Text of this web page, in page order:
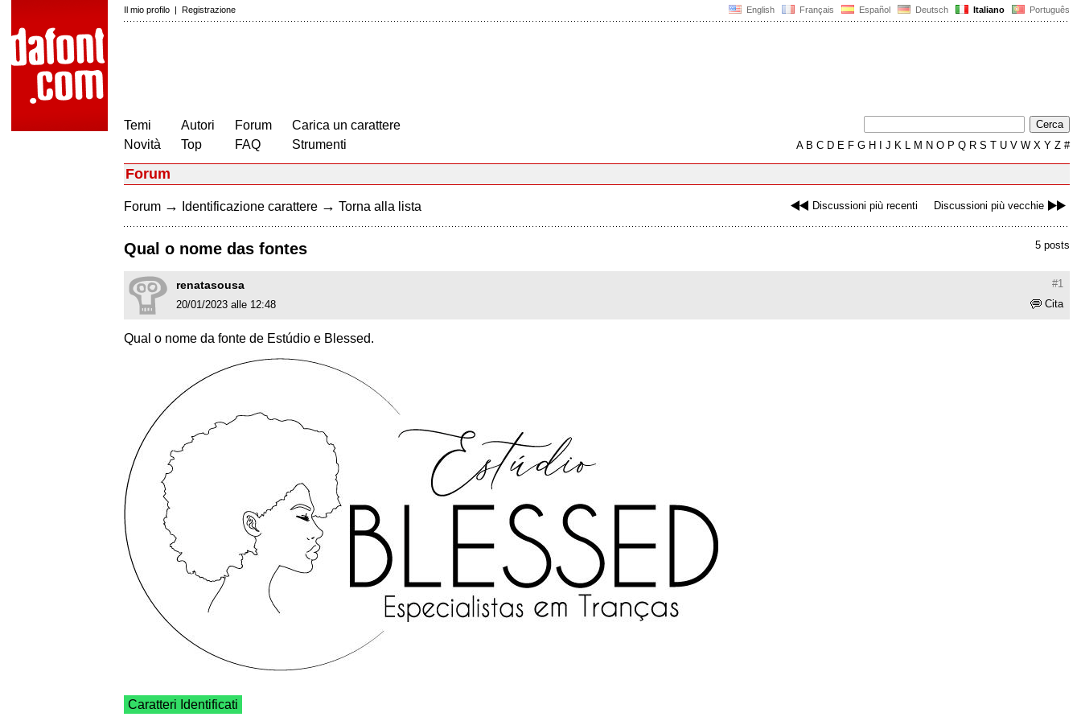
English Français Español Deutsch Italiano Português
Il mio profilo | Registrazione
Temi
Novità
Autori
Top
Forum
FAQ
Carica un carattere
Strumenti
AB C D E F G H J K L M N O P Q R S T U V W X Y Z #
Forum
Discussioni più recenti Discussioni più vecchie
Forum → Identificazione carattere → Torna alla lista
5 posts
Qual o nome das fontes
#1
renatasousa
Cita
20/01/2023 alle 12:48
Qual o nome da fonte de Estúdio e Blessed.
Caratteri Identificati